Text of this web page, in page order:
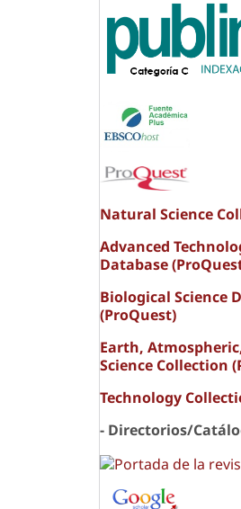
Natural Science
Advanced
Database
Biological Science
(ProQuest)
Earth,
Science Collection
Technology
- Directorios/